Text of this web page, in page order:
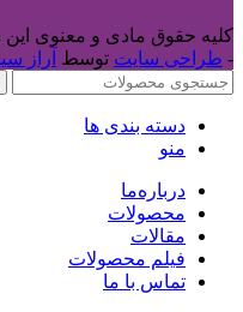
کلیه حقوق مادی و معنوی
- طراحی سایت توسط آراز
دسته بندی ها
منو
درباره‌ما
محصولات
مقالات
فیلم محصولات
تماس با ما